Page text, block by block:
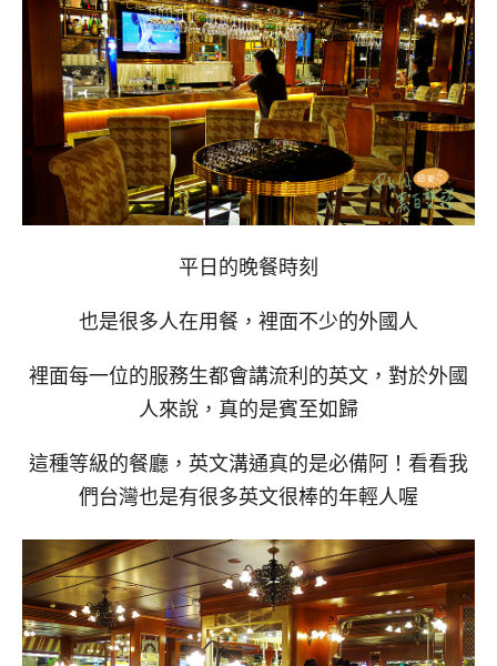
平日的晚餐時刻
也是很多人在用餐，裡面不少的外國人
裡面每一位的服務生都會講流利的英文，對於外國
人來說，真的是賓至如歸
這種等級的餐廳，英文溝通真的是必備阿！看看我
們台灣也是有很多英文很棒的年輕人喔